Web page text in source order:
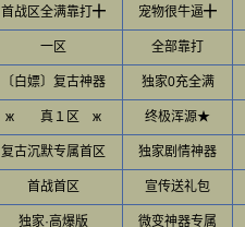
首战区全满靠打╋ 宠物很牛逼╋
一区 全部靠打
〔白嫖〕复古神器 独家0充全满
ж 真１区 ж 终极浑源★
复古沉默专属首区 独家剧情神器
首战首区 宣传送礼包
独家·高爆版 微变神器专属